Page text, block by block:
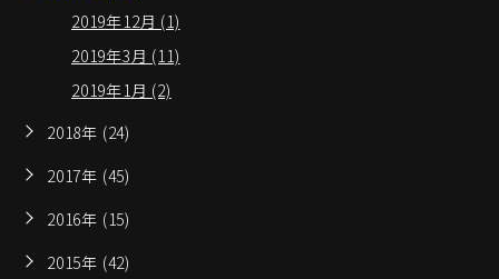
2019年12月 (1)
2019年3月 (11)
2019年1月 (2)
2018年 (24)
2017年 (45)
2016年 (15)
2015年 (42)